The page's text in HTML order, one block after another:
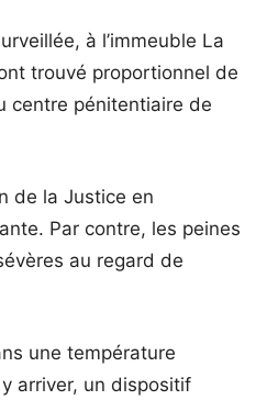
à l’immeuble La
trouvé proportionnel de
centre pénitentiaire de
de la Justice en
Par contre, les peines
au regard de
une température
arriver, un dispositif